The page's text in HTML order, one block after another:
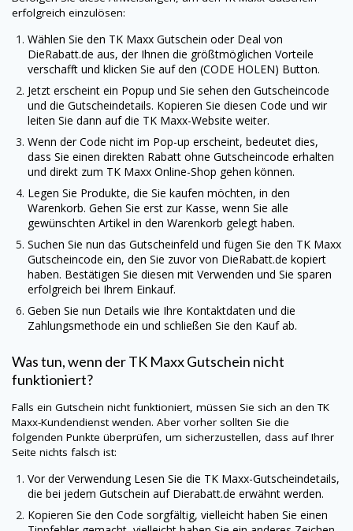
erfolgreich einzulösen:
Wählen Sie den TK Maxx Gutschein oder Deal von
DieRabatt.de aus, der Ihnen die größtmöglichen Vorteile
verschafft und klicken Sie auf den (CODE HOLEN) Button.
Jetzt erscheint ein Popup und Sie sehen den Gutscheincode
und die Gutscheindetails. Kopieren Sie diesen Code und wir
leiten Sie dann auf die TK Maxx-Website weiter.
Wenn der Code nicht im Pop-up erscheint, bedeutet dies,
dass Sie einen direkten Rabatt ohne Gutscheincode erhalten
und direkt zum TK Maxx Online-Shop gehen können.
Legen Sie Produkte, die Sie kaufen möchten, in den
Warenkorb. Gehen Sie erst zur Kasse, wenn Sie alle
gewünschten Artikel in den Warenkorb gelegt haben.
Suchen Sie nun das Gutscheinfeld und fügen Sie den TK Maxx
Gutscheincode ein, den Sie zuvor von DieRabatt.de kopiert
haben. Bestätigen Sie diesen mit Verwenden und Sie sparen
erfolgreich bei Ihrem Einkauf.
Geben Sie nun Details wie Ihre Kontaktdaten und die
Zahlungsmethode ein und schließen Sie den Kauf ab.
Was tun, wenn der TK Maxx Gutschein nicht
funktioniert?
Falls ein Gutschein nicht funktioniert, müssen Sie sich an den TK
Maxx-Kundendienst wenden. Aber vorher sollten Sie die
folgenden Punkte überprüfen, um sicherzustellen, dass auf Ihrer
Seite nichts falsch ist:
Vor der Verwendung Lesen Sie die TK Maxx-Gutscheindetails,
die bei jedem Gutschein auf Dierabatt.de erwähnt werden.
Kopieren Sie den Code sorgfältig, vielleicht haben Sie einen